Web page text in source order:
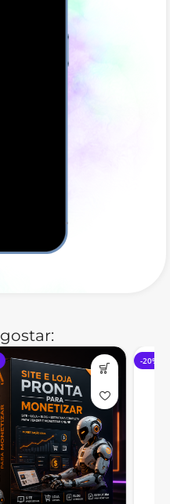
algum recurso
seu projeto, aceite o
acompanhe e aprove
e receba do seu jeito.
pagar no PIX?
50% na Contratação e
-20%